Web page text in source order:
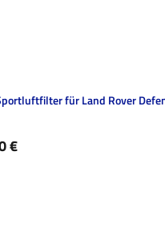
für Land Rover
Preis:
€